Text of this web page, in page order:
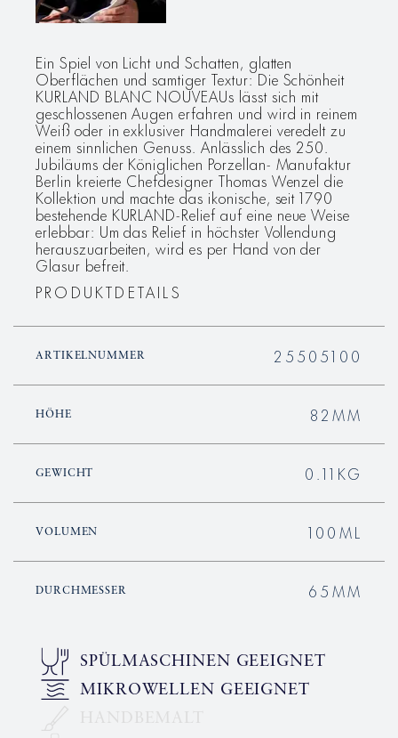
Ein Spiel von Licht und Schatten, glatten
Oberflächen und samtiger Textur: Die Schönheit
KURLAND BLANC NOUVEAUs lässt sich mit
geschlossenen Augen erfahren und wird in reinem
Weiß oder in exklusiver Handmalerei veredelt zu
einem sinnlichen Genuss. Anlässlich des 250.
Jubiläums der Königlichen Porzellan- Manufaktur
Berlin kreierte Chefdesigner Thomas Wenzel die
Kollektion und machte das ikonische, seit 1790
bestehende KURLAND-Relief auf eine neue Weise
erlebbar: Um das Relief in höchster Vollendung
herauszuarbeiten, wird es per Hand von der
Glasur befreit.
PRODUKTDETAILS
ARTIKELNUMMER 25505100
HÖHE 82MM
GEWICHT 0.11KG
VOLUMEN 100ML
DURCHMESSER 65MM
SPÜLMASCHINEN GEEIGNET
MIKROWELLEN GEEIGNET